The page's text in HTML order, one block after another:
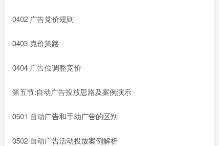
0402 广告党价规则
0403 克价策路
0404 广告位调整竞价
第五节:自动广告投放思路及案例演示
0501 自动广告和手动广告的区别
0502 自动广告活动投放案例解析